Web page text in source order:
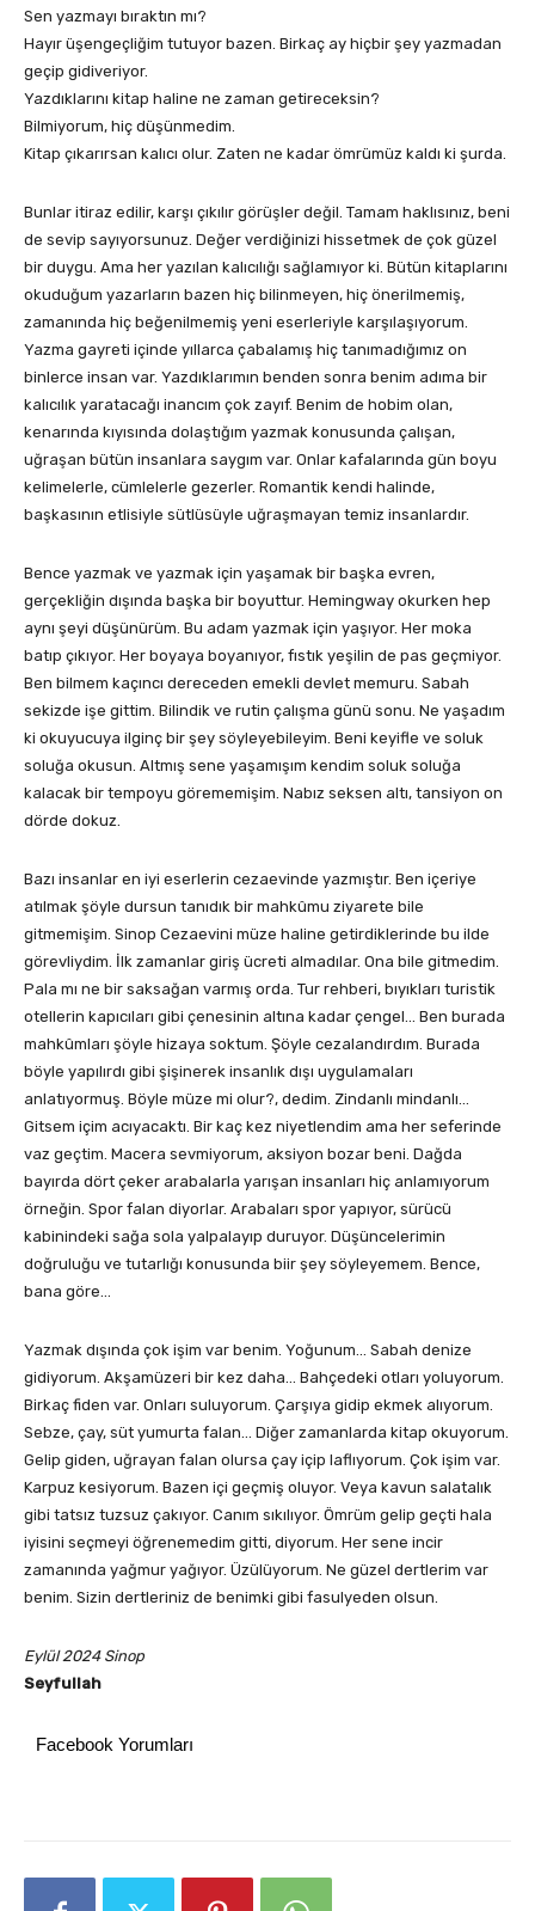
Sen yazmayı bıraktın mı?
Hayır üşengeçliğim tutuyor bazen. Birkaç ay hiçbir şey yazmadan
geçip gidiveriyor.
Yazdıklarını kitap haline ne zaman getireceksin?
Bilmiyorum, hiç düşünmedim.
Kitap çıkarırsan kalıcı olur. Zaten ne kadar ömrümüz kaldı ki şurda.
Bunlar itiraz edilir, karşı çıkılır görüşler değil. Tamam haklısınız, beni
de sevip sayıyorsunuz. Değer verdiğinizi hissetmek de çok güzel
bir duygu. Ama her yazılan kalıcılığı sağlamıyor ki. Bütün kitaplarını
okuduğum yazarların bazen hiç bilinmeyen, hiç önerilmemiş,
zamanında hiç beğenilmemiş yeni eserleriyle karşılaşıyorum.
Yazma gayreti içinde yıllarca çabalamış hiç tanımadığımız on
binlerce insan var. Yazdıklarımın benden sonra benim adıma bir
kalıcılık yaratacağı inancım çok zayıf. Benim de hobim olan,
kenarında kıyısında dolaştığım yazmak konusunda çalışan,
uğraşan bütün insanlara saygım var. Onlar kafalarında gün boyu
kelimelerle, cümlelerle gezerler. Romantik kendi halinde,
başkasının etlisiyle sütlüsüyle uğraşmayan temiz insanlardır.
Bence yazmak ve yazmak için yaşamak bir başka evren,
gerçekliğin dışında başka bir boyuttur. Hemingway okurken hep
aynı şeyi düşünürüm. Bu adam yazmak için yaşıyor. Her moka
batıp çıkıyor. Her boyaya boyanıyor, fıstık yeşilin de pas geçmiyor.
Ben bilmem kaçıncı dereceden emekli devlet memuru. Sabah
sekizde işe gittim. Bilindik ve rutin çalışma günü sonu. Ne yaşadım
ki okuyucuya ilginç bir şey söyleyebileyim. Beni keyifle ve soluk
soluğa okusun. Altmış sene yaşamışım kendim soluk soluğa
kalacak bir tempoyu görememişim. Nabız seksen altı, tansiyon on
dörde dokuz.
Bazı insanlar en iyi eserlerin cezaevinde yazmıştır. Ben içeriye
atılmak şöyle dursun tanıdık bir mahkûmu ziyarete bile
gitmemişim. Sinop Cezaevini müze haline getirdiklerinde bu ilde
görevliydim. İlk zamanlar giriş ücreti almadılar. Ona bile gitmedim.
Pala mı ne bir saksağan varmış orda. Tur rehberi, bıyıkları turistik
otellerin kapıcıları gibi çenesinin altına kadar çengel… Ben burada
mahkûmları şöyle hizaya soktum. Şöyle cezalandırdım. Burada
böyle yapılırdı gibi şişinerek insanlık dışı uygulamaları
anlatıyormuş. Böyle müze mi olur?, dedim. Zindanlı mindanlı…
Gitsem içim acıyacaktı. Bir kaç kez niyetlendim ama her seferinde
vaz geçtim. Macera sevmiyorum, aksiyon bozar beni. Dağda
bayırda dört çeker arabalarla yarışan insanları hiç anlamıyorum
örneğin. Spor falan diyorlar. Arabaları spor yapıyor, sürücü
kabinindeki sağa sola yalpalayıp duruyor. Düşüncelerimin
doğruluğu ve tutarlığı konusunda biir şey söyleyemem. Bence,
bana göre…
Yazmak dışında çok işim var benim. Yoğunum… Sabah denize
gidiyorum. Akşamüzeri bir kez daha… Bahçedeki otları yoluyorum.
Birkaç fiden var. Onları suluyorum. Çarşıya gidip ekmek alıyorum.
Sebze, çay, süt yumurta falan… Diğer zamanlarda kitap okuyorum.
Gelip giden, uğrayan falan olursa çay içip laflıyorum. Çok işim var.
Karpuz kesiyorum. Bazen içi geçmiş oluyor. Veya kavun salatalık
gibi tatsız tuzsuz çakıyor. Canım sıkılıyor. Ömrüm gelip geçti hala
iyisini seçmeyi öğrenemedim gitti, diyorum. Her sene incir
zamanında yağmur yağıyor. Üzülüyorum. Ne güzel dertlerim var
benim. Sizin dertleriniz de benimki gibi fasulyeden olsun.
Eylül 2024 Sinop
Seyfullah
Facebook Yorumları